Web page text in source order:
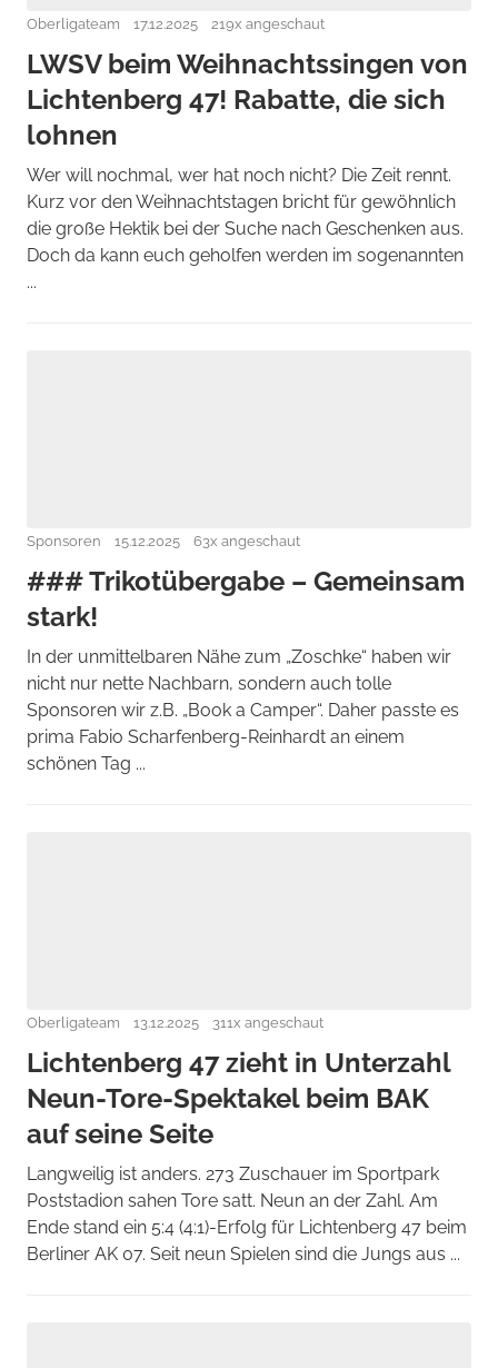
Oberligateam 17.12.2025 219x angeschaut
LWSV beim Weihnachtssingen von
Lichtenberg 47! Rabatte, die sich
lohnen
Wer will nochmal, wer hat noch nicht? Die Zeit rennt.
Kurz vor den Weihnachtstagen bricht für gewöhnlich
die große Hektik bei der Suche nach Geschenken aus.
Doch da kann euch geholfen werden im sogenannten
...
Sponsoren 15.12.2025 63x angeschaut
### Trikotübergabe – Gemeinsam
stark!
In der unmittelbaren Nähe zum „Zoschke“ haben wir
nicht nur nette Nachbarn, sondern auch tolle
Sponsoren wir z.B. „Book a Camper“. Daher passte es
prima Fabio Scharfenberg-Reinhardt an einem
schönen Tag ...
Oberligateam 13.12.2025 311x angeschaut
Lichtenberg 47 zieht in Unterzahl
Neun-Tore-Spektakel beim BAK
auf seine Seite
Langweilig ist anders. 273 Zuschauer im Sportpark
Poststadion sahen Tore satt. Neun an der Zahl. Am
Ende stand ein 5:4 (4:1)-Erfolg für Lichtenberg 47 beim
Berliner AK 07. Seit neun Spielen sind die Jungs aus ...